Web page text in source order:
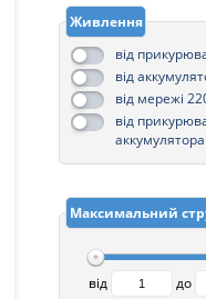
Живлення
від
від
від мережі
від
аккумулятора
Максимальний
від до